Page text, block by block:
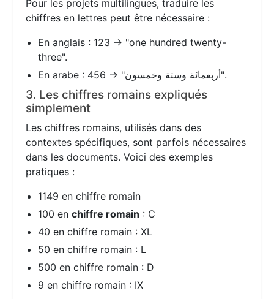
Pour les projets multilingues, traduire les
chiffres en lettres peut être nécessaire :
En anglais : 123 → "one hundred twenty-
three".
En arabe : 456 → "أربعمائة وستة وخمسون".
3. Les chiffres romains expliqués
simplement
Les chiffres romains, utilisés dans des
contextes spécifiques, sont parfois nécessaires
dans les documents. Voici des exemples
pratiques :
1149 en chiffre romain
100 enchiffre romain : C
40 en chiffre romain : XL
50 en chiffre romain : L
500 en chiffre romain : D
9 en chiffre romain : IX